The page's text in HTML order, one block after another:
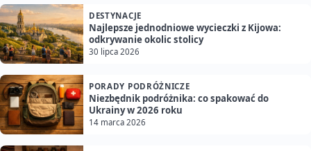
DESTYNACJE
Najlepsze jednodniowe wycieczki z Kijowa:
odkrywanie okolic stolicy
30 lipca 2026
PORADY PODRÓŻNICZE
Niezbędnik podróżnika: co spakować do
Ukrainy w 2026 roku
14 marca 2026